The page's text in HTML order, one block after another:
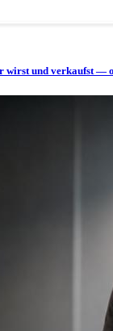
wirst und verkaufst —